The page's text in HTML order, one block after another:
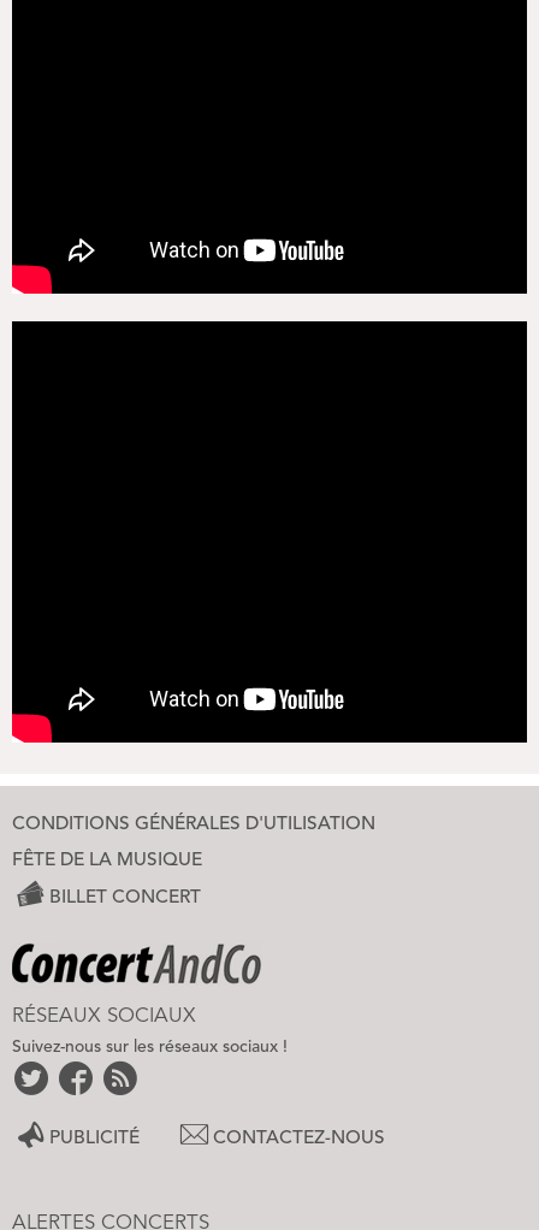
CONDITIONS GÉNÉRALES D'UTILISATION
FÊTE DE LA MUSIQUE
BILLET CONCERT
RÉSEAUX SOCIAUX
Suivez-nous sur les réseaux sociaux !
PUBLICITÉ CONTACTEZ-NOUS
ALERTES CONCERTS